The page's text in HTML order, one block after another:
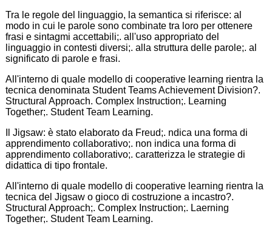
Tra le regole del linguaggio, la semantica si riferisce: al
modo in cui le parole sono combinate tra loro per ottenere
frasi e sintagmi accettabili;. all'uso appropriato del
linguaggio in contesti diversi;. alla struttura delle parole;. al
significato di parole e frasi.
All'interno di quale modello di cooperative learning rientra la
tecnica denominata Student Teams Achievement Division?.
Structural Approach. Complex Instruction;. Learning
Together;. Student Team Learning.
Il Jigsaw: è stato elaborato da Freud;. ndica una forma di
apprendimento collaborativo;. non indica una forma di
apprendimento collaborativo;. caratterizza le strategie di
didattica di tipo frontale.
All'interno di quale modello di cooperative learning rientra la
tecnica del Jigsaw o gioco di costruzione a incastro?.
Structural Approach;. Complex Instruction;. Laerning
Together;. Student Team Learning.